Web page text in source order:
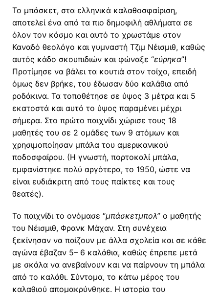
Το μπάσκετ, στα ελληνικά καλαθοσφαίριση,
αποτελεί ένα από τα πιο δημοφιλή αθλήματα σε
όλον τον κόσμο και αυτό το χρωστάμε στον
Καναδό θεολόγο και γυμναστή Τζιμ Νέισμιθ, καθώς
αυτός κάδο σκουπιδιών και φώναξε “εύρηκα”!
Προτίμησε να βάλει τα κουτιά στον τοίχο, επειδή
όμως δεν βρήκε, του έδωσαν δύο καλάθια από
ροδάκινα. Τα τοποθέτησε σε ύψος 3 μέτρα και 5
εκατοστά και αυτό το ύψος παραμένει μέχρι
σήμερα. Στο πρώτο παιχνίδι χώρισε τους 18
μαθητές του σε 2 ομάδες των 9 ατόμων και
χρησιμοποίησαν μπάλα του αμερικανικού
ποδοσφαίρου. (Η γνωστή, πορτοκαλί μπάλα,
εμφανίστηκε πολύ αργότερα, το 1950, ώστε να
είναι ευδιάκριτη από τους παίκτες και τους
θεατές).
Το παιχνίδι το ονόμασε “μπάσκετμπολ” ο μαθητής
του Νέισμιθ, Φρανκ Μάχαν. Στη συνέχεια
ξεκίνησαν να παίζουν με άλλα σχολεία και σε κάθε
αγώνα έβαζαν 5– 6 καλάθια, καθώς έπρεπε μετά
με σκάλα να ανεβαίνουν και να παίρνουν τη μπάλα
από το καλάθι. Σύντομα, το κάτω μέρος του
καλαθιού απομακρύνθηκε. Η ιστορία του